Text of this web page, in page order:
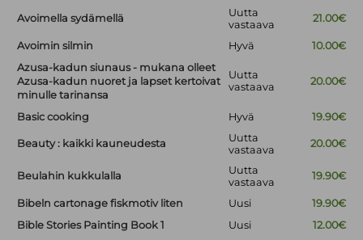
Avoimella sydämellä
Uutta
vastaava
21.00€
Avoimin silmin Hyvä
10.00€
Azusa-kadun siunaus - mukana olleet
Azusa-kadun nuoret ja lapset kertoivat
minulle tarinansa
Uutta
vastaava
20.00€
Basic cooking Hyvä 19.90€
Beauty : kaikki kauneudesta
Uutta
vastaava
20.00€
Beulahin kukkulalla
Uutta
vastaava
19.90€
Bibeln cartonage fiskmotiv liten Uusi
19.90€
Bible Stories Painting Book 1
Uusi
12.00€